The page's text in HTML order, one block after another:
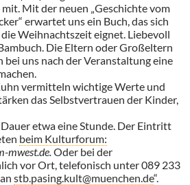
Mit der neuen „Geschichte vom
erwartet uns ein Buch, das sich
Weihnachtszeit eignet. Liebevoll
Die Eltern oder Großeltern
uns nach der Veranstaltung eine
vermitteln wichtige Werte und
das Selbstvertrauen der Kinder,
etwa eine Stunde. Der Eintritt
beim Kulturforum:
mwest.de.Oder bei der
vor Ort, telefonisch unter 089 233
stb.pasing.kult@muenchen.de“.